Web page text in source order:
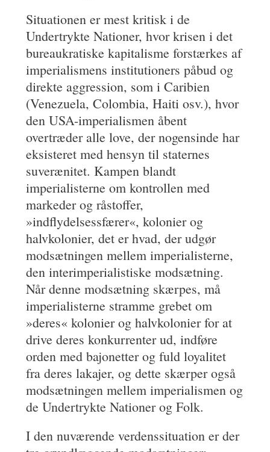
Situationen er mest kritisk i de
Undertrykte Nationer, hvor krisen i det
bureaukratiske kapitalisme forstærkes af
imperialismens institutioners påbud og
direkte aggression, som i Caribien
(Venezuela, Colombia, Haiti osv.), hvor
den USA-imperialismen åbent
overtræder alle love, der nogensinde har
eksisteret med hensyn til staternes
suverænitet. Kampen blandt
imperialisterne om kontrollen med
markeder og råstoffer,
»indflydelsessfærer«, kolonier og
halvkolonier, det er hvad, der udgør
modsætningen mellem imperialisterne,
den interimperialistiske modsætning.
Når denne modsætning skærpes, må
imperialisterne stramme grebet om
»deres« kolonier og halvkolonier for at
drive deres konkurrenter ud, indføre
orden med bajonetter og fuld loyalitet
fra deres lakajer, og dette skærper også
modsætningen mellem imperialismen og
de Undertrykte Nationer og Folk.
I den nuværende verdenssituation er der